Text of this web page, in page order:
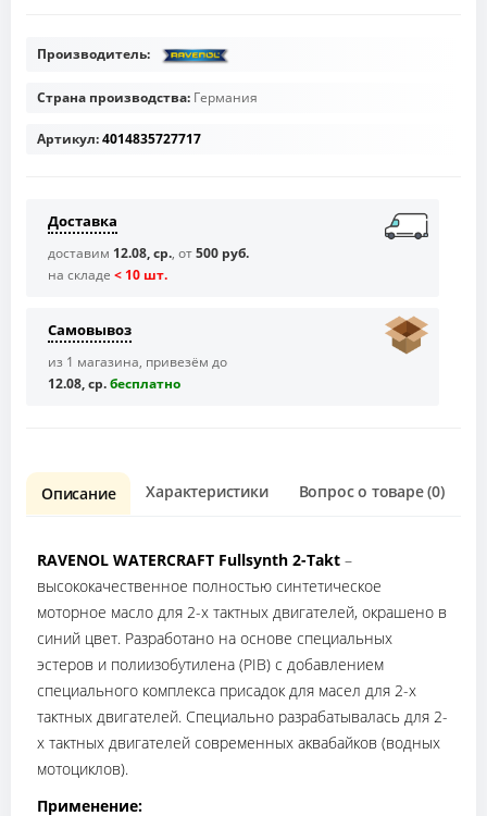
Производитель:
Страна производства: Германия
Артикул:4014835727717
Доставка
доставим 12.08, ср., от500 руб.
на складе < 10 шт.
Самовывоз
из 1 магазина, привезём до
12.08, ср.бесплaтно
Описание Характеристики Вопрос о товаре (0)
RAVENOL WATERCRAFT Fullsynth 2-Takt –
высококачественное полностью синтетическое
моторное масло для 2-х тактных двигателей, окрашено в
синий цвет. Разработано на основе специальных
эстеров и полиизобутилена (PIB) с добавлением
специального комплекса присадок для масел для 2-х
тактных двигателей. Специально разрабатывалась для 2-
х тактных двигателей современных аквабайков (водных
мотоциклов).
Применение: